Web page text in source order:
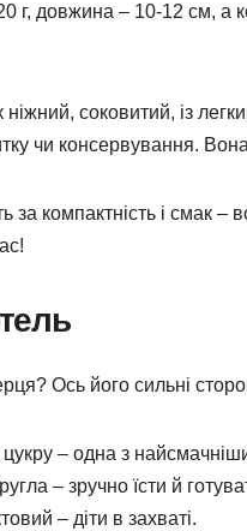
г, довжина – 10-12 см,
соковитий, із
чи консервування.
за компактність і смак
Ось його сильні
– одна з
– зручно їсти й
– діти в захваті.